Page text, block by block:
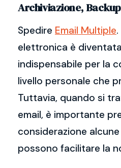
Archiviazione,
Spedire Email Multiple
elettronica è
indispensabile per la
livello personale che
Tuttavia, quando si
email, è importante
considerazione
possono facilitare la